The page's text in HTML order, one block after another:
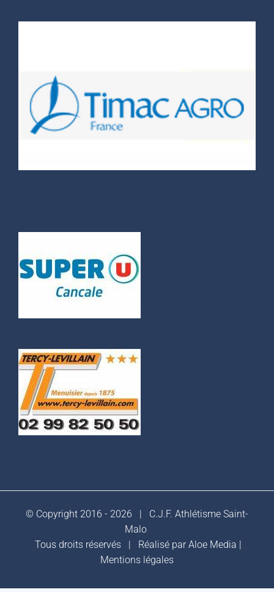
© Copyright 2016 - 2026 | C.J.F. Athlétisme Saint-
Malo
Tous droits réservés | Réalisé parAloe Media |
Mentions légales